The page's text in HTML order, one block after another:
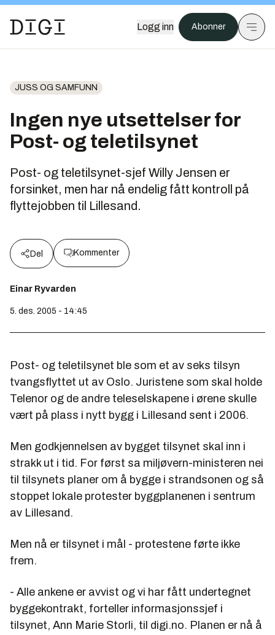
Logg inn Abonner
JUSS OG SAMFUNN
Ingen nye utsettelser for
Post- og teletilsynet
Post- og teletilsynet-sjef Willy Jensen er
forsinket, men har nå endelig fått kontroll på
flyttejobben til Lillesand.
Del Kommenter
Einar Ryvarden
5. des. 2005 - 14:45
Post- og teletilsynet ble som et av seks tilsyn
tvangsflyttet ut av Oslo. Juristene som skal holde
Telenor og de andre teleselskapene i ørene skulle
vært på plass i nytt bygg i Lillesand sent i 2006.
Men godkjennelsen av bygget tilsynet skal inn i
strakk ut i tid. For først sa miljøvern-ministeren nei
til tilsynets planer om å bygge i strandsonen og så
stoppet lokale protester byggplanenen i sentrum
av Lillesand.
Men nå er tilsynet i mål - protestene førte ikke
frem.
- Alle ankene er avvist og vi har fått undertegnet
byggekontrakt, forteller informasjonssjef i
tilsynet, Ann Marie Storli, til digi.no. Planen er nå å